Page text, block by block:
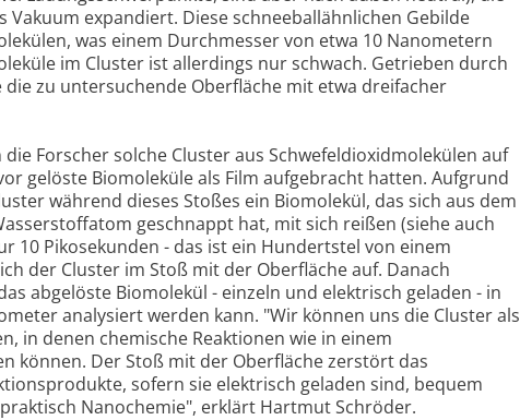
Vakuum expandiert. Diese schneeballähnlichen Gebilde
was einem Durchmesser von etwa 10 Nanometern
im Cluster ist allerdings nur schwach. Getrieben durch
zu untersuchende Oberfläche mit etwa dreifacher
Forscher solche Cluster aus Schwefeldioxidmolekülen auf
gelöste Biomoleküle als Film aufgebracht hatten. Aufgrund
während dieses Stoßes ein Biomolekül, das sich aus dem
geschnappt hat, mit sich reißen (siehe auch
10 Pikosekunden - das ist ein Hundertstel von einem
der Cluster im Stoß mit der Oberfläche auf. Danach
abgelöste Biomolekül - einzeln und elektrisch geladen - in
analysiert werden kann. "Wir können uns die Cluster als
in denen chemische Reaktionen wie in einem
können. Der Stoß mit der Oberfläche zerstört das
sofern sie elektrisch geladen sind, bequem
Nanochemie", erklärt Hartmut Schröder.